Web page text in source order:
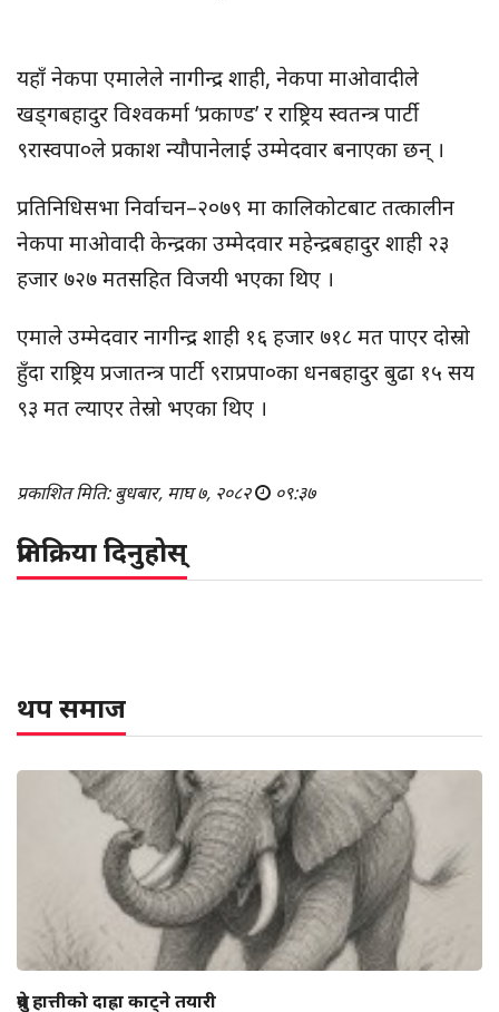
यहाँ नेकपा एमालेले नागीन्द्र शाही, नेकपा माओवादीले
खड्गबहादुर विश्वकर्मा ‘प्रकाण्ड’ र राष्ट्रिय स्वतन्त्र पार्टी
९रास्वपा०ले प्रकाश न्यौपानेलाई उम्मेदवार बनाएका छन् ।
प्रतिनिधिसभा निर्वाचन–२०७९ मा कालिकोटबाट तत्कालीन
नेकपा माओवादी केन्द्रका उम्मेदवार महेन्द्रबहादुर शाही २३
हजार ७२७ मतसहित विजयी भएका थिए ।
एमाले उम्मेदवार नागीन्द्र शाही १६ हजार ७१८ मत पाएर दोस्रो
हुँदा राष्ट्रिय प्रजातन्त्र पार्टी ९राप्रपा०का धनबहादुर बुढा १५ सय
९३ मत ल्याएर तेस्रो भएका थिए ।
प्रकाशित मिति: बुधबार, माघ ७, २०८२ ०९:३७
प्रतिक्रिया दिनुहोस्
थप समाज
ध्रुवे हात्तीको दाह्रा काट्ने तयारी